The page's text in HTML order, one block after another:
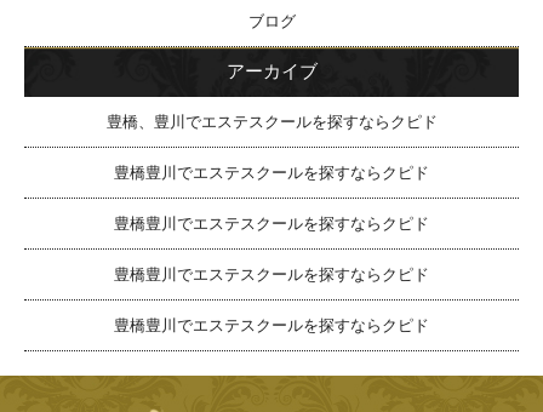
ブログ
アーカイブ
豊橋、豊川でエステスクールを探すならクピド
豊橋豊川でエステスクールを探すならクピド
豊橋豊川でエステスクールを探すならクピド
豊橋豊川でエステスクールを探すならクピド
豊橋豊川でエステスクールを探すならクピド